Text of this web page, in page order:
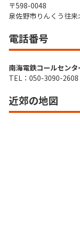
〒598-0048
泉佐野市りんくう往来
電話番号
南海電鉄コールセンタ
TEL：050-3090-
近郊の地図